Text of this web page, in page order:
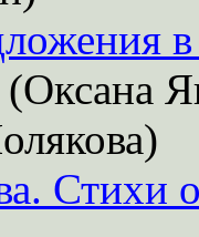
(Оксана
Стихи